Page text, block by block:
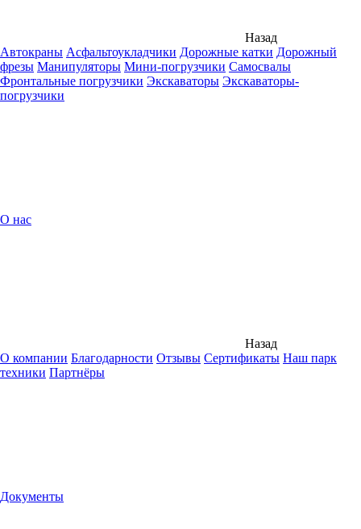
Назад
Автокраны Асфальтоукладчики Дорожные катки Дорожный
фрезы Манипуляторы Мини-погрузчики Самосвалы
Фронтальные погрузчики Экскаваторы Экскаваторы-
погрузчики
О нас
Назад
О компании Благодарности Отзывы Сертификаты Наш парк
техники Партнёры
Документы